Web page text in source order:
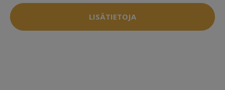
LISÄTIETOJA